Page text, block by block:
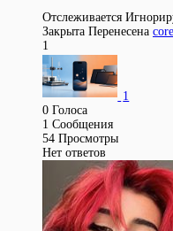
Отслеживается
Закрыта Перенесена
1
1
0 Голоса
1 Сообщения
54 Просмотры
Нет ответов